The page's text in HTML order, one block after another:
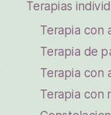
Terapias
Terapia con
Terapia de
Terapia con
Terapia con